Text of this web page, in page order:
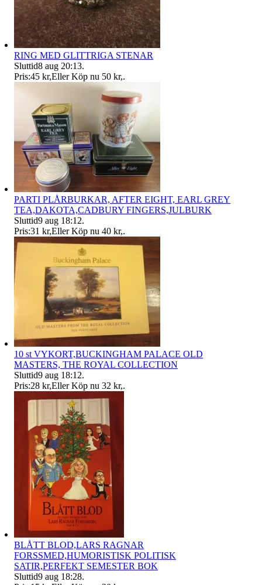
RING MED GLITTRIGA STENAR
Sluttid8 aug 20:13.
Pris:45 kr,Eller Köp nu 50 kr,.
PARTI PLÅRBURKAR, AFTER EIGHT, EARL GREY
TEA,DAKOTA,CADBURY FINGERS,JULBURK
Sluttid9 aug 18:12.
Pris:31 kr,Eller Köp nu 40 kr,.
10 st VYKORT,BUCKINGHAM PALACE OLD
MASTERS, THE ROYAL COLLECTION
Sluttid9 aug 18:12.
Pris:28 kr,Eller Köp nu 32 kr,.
BLÅTT BLOD,LARS RAGNAR
FORSSMED,HUMORISTISK POLITISK
SATIR,PERFEKT SEMESTER BOK
Sluttid9 aug 18:28.